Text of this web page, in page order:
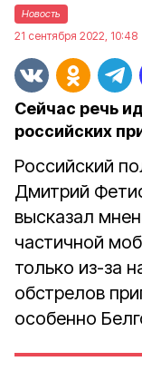
Новость
21 сентября 2022, 10:48
Сейчас речь
российских
Российский
Дмитрий
высказал
частичной
только из-за
обстрелов
особенно